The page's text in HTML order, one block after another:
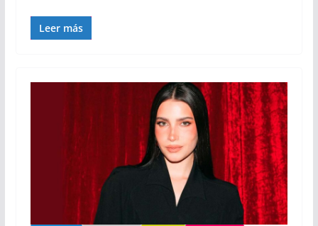
Leer más